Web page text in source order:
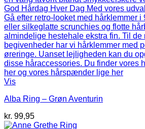
Vis
Alba Ring – Grøn Aventurin
kr. 99,95